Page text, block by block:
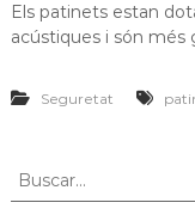
Els patinets estan
acústiques i són més
Seguretat